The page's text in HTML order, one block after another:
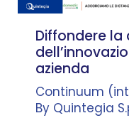
Diffondere la
azienda
Continuum
By Quintegia